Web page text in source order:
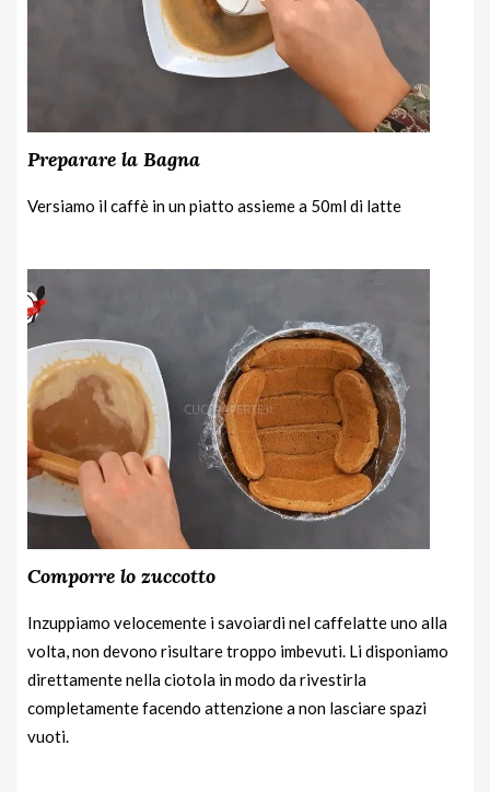
Preparare la Bagna
Versiamo il caffè in un piatto assieme a 50ml di latte
Comporre lo zuccotto
Inzuppiamo velocemente i savoiardi nel caffelatte uno alla
volta, non devono risultare troppo imbevuti. Li disponiamo
direttamente nella ciotola in modo da rivestirla
completamente facendo attenzione a non lasciare spazi
vuoti.